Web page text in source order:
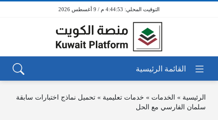
4:44:53 م / 9 أغسطس 2026
الرئيسية » الخدمات » خدمات تعليمية » تحميل نماذج اختبارات سابقة
سلمان الفارسي مع الحل